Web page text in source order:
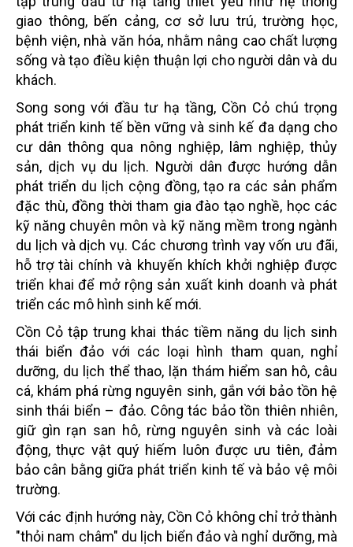
giao thông, bến cảng, cơ sở lưu trú, trường học,
bệnh viện, nhà văn hóa, nhằm nâng cao chất lượng
sống và tạo điều kiện thuận lợi cho người dân và du
khách.
Song song với đầu tư hạ tầng, Cồn Cỏ chú trọng
phát triển kinh tế bền vững và sinh kế đa dạng cho
cư dân thông qua nông nghiệp, lâm nghiệp, thủy
sản, dịch vụ du lịch. Người dân được hướng dẫn
phát triển du lịch cộng đồng, tạo ra các sản phẩm
đặc thù, đồng thời tham gia đào tạo nghề, học các
kỹ năng chuyên môn và kỹ năng mềm trong ngành
du lịch và dịch vụ. Các chương trình vay vốn ưu đãi,
hỗ trợ tài chính và khuyến khích khởi nghiệp được
triển khai để mở rộng sản xuất kinh doanh và phát
triển các mô hình sinh kế mới.
Cồn Cỏ tập trung khai thác tiềm năng du lịch sinh
thái biển đảo với các loại hình tham quan, nghỉ
dưỡng, du lịch thể thao, lặn thám hiểm san hô, câu
cá, khám phá rừng nguyên sinh, gắn với bảo tồn hệ
sinh thái biển – đảo. Công tác bảo tồn thiên nhiên,
giữ gìn rạn san hô, rừng nguyên sinh và các loài
động, thực vật quý hiếm luôn được ưu tiên, đảm
bảo cân bằng giữa phát triển kinh tế và bảo vệ môi
trường.
Với các định hướng này, Cồn Cỏ không chỉ trở thành
"thỏi nam châm" du lịch biển đảo và nghỉ dưỡng, mà